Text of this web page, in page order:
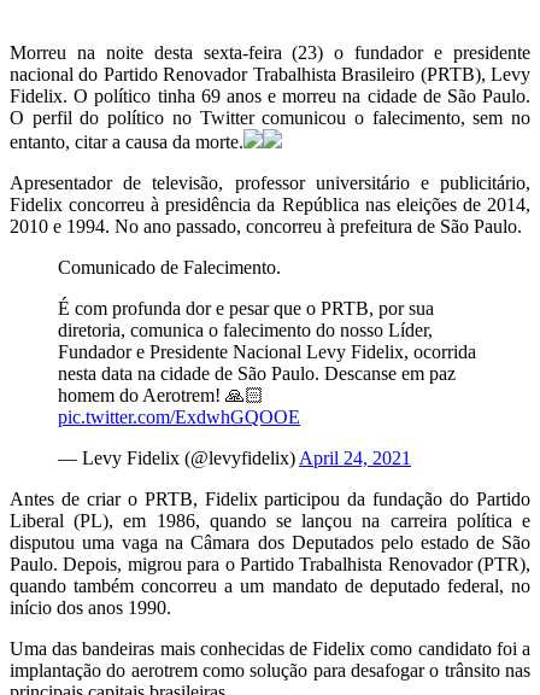
Morreu na noite desta sexta-feira (23) o fundador e presidente
nacional do Partido Renovador Trabalhista Brasileiro (PRTB), Levy
Fidelix. O político tinha 69 anos e morreu na cidade de São Paulo.
O perfil do político no Twitter comunicou o falecimento, sem no
entanto, citar a causa da morte.
Apresentador de televisão, professor universitário e publicitário,
Fidelix concorreu à presidência da República nas eleições de 2014,
2010 e 1994. No ano passado, concorreu à prefeitura de São Paulo.
Comunicado de Falecimento.
É com profunda dor e pesar que o PRTB, por sua
diretoria, comunica o falecimento do nosso Líder,
Fundador e Presidente Nacional Levy Fidelix, ocorrida
nesta data na cidade de São Paulo. Descanse em paz
homem do Aerotrem! 🙏🏻
pic.twitter.com/ExdwhGQOOE
— Levy Fidelix (@levyfidelix) April 24, 2021
Antes de criar o PRTB, Fidelix participou da fundação do Partido
Liberal (PL), em 1986, quando se lançou na carreira política e
disputou uma vaga na Câmara dos Deputados pelo estado de São
Paulo. Depois, migrou para o Partido Trabalhista Renovador (PTR),
quando também concorreu a um mandato de deputado federal, no
início dos anos 1990.
Uma das bandeiras mais conhecidas de Fidelix como candidato foi a
implantação do aerotrem como solução para desafogar o trânsito nas